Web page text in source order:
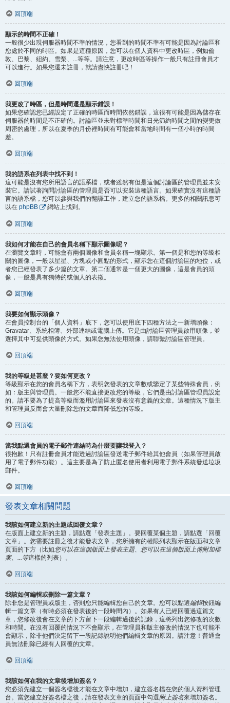
回頂端
顯示的時間不正確！
一般很少出現伺服器時間不準的情況，您看到的時間不準有可能是因為討論區和
您處於不同的時區。如果是這種原因，您可以在個人資料中更改時區，例如倫
敦、巴黎、紐約、雪梨、...等等。請注意，更改時區等操作一般只有註冊會員才
可以進行。如果您還未註冊，就請盡快註冊吧！
回頂端
我更改了時區，但是時間還是顯示錯誤！
如果您確認您已經設定了正確的時區而時間依然錯誤，這很有可能是因為儲存在
伺服器的時間是不正確的。討論區並未對標準時間和日光節約時間之間的變更做
周密的處理，所以在夏季的月份裡時間有可能會和當地時間有一個小時的時間
差。
回頂端
我的語系在列表中找不到！
這可能是沒有您所用語言的語系檔，或者雖然有但是這個討論區的管理員並未安
裝它。請試著詢問討論區的管理員是否可以安裝這種語言。如果確實沒有這種語
言的語系檔，您可以參與我們的翻譯工作，建立您的語系檔。更多的相關訊息可
以在 phpBB 網站上找到。
回頂端
我如何才能在自己的會員名稱下顯示圖像呢？
在瀏覽文章時，可能會有兩個圖像和會員名稱一塊顯示。第一個是和您的等級相
關的圖像，一般以星星、方塊或小圓點的形式，顯示您在這個討論區的地位，或
者您已經發表了多少篇的文章。第二個通常是一個更大的圖像，這是會員的頭
像，一般是具有獨特的或個人的表徵。
回頂端
我要如何顯示頭像？
在會員控制台的「個人資料」底下，您可以使用底下四種方法之一新增頭像：
Gravatar、系統相簿、外部連結或電腦上傳。它是由討論區管理員啟用頭像，並
選擇其中可提供頭像的方式。如果您無法使用頭像，請聯繫討論區管理員。
回頂端
我的等級是甚麼？要如何更改？
等級顯示在您的會員名稱下方，表明您發表的文章數或鑒定了某些特殊會員，例
如：版主與管理員。一般您不能直接更改您的等級，它們是由討論區管理員設定
的。請不要為了提高等級而濫用討論區來發表沒有意義的文章。這種情況下版主
和管理員反而會大量刪除您的文章而降低您的等級。
回頂端
當我點選會員的電子郵件連結時為什麼要讓我登入？
很抱歉！只有註冊會員才能透過討論區發送電子郵件給其他會員（如果管理員啟
用了電子郵件功能）。這主要是為了防止匿名使用者利用電子郵件系統發送垃圾
郵件。
回頂端
發表文章相關問題
我該如何建立新的主題或回覆文章？
在版面上建立新的主題，請點選「發表主題」。要回覆某個主題，請點選「回覆
文章」。您需要註冊之後才能發表文章，您所擁有的權限列表顯示在版面和文章
頁面的下方（比如您可以在這個版面上發表主題、您可以在這個版面上傳附加檔
案、...等這樣的列表）。
回頂端
我該如何編輯或刪除一篇文章？
除非您是管理員或版主，否則您只能編輯您自己的文章。您可以點選編輯按鈕編
輯一篇文章（有時必須在發表後的一段時間內）。如果有人已經回覆過這篇文
章，您修改後會在文章的下方留下一段編輯過後的記錄，這將列出您修改的次數
和時間。在沒有回覆的情況下不會顯示，在管理員和版主修改的情況下也可能不
會顯示，除非他們決定留下一段記錄說明他們編輯文章的原因。請注意！普通會
員無法刪除已經有人回覆的文章。
回頂端
我該如何在我的文章後增加簽名？
您必須先建立一個簽名檔後才能在文章中增加，建立簽名檔在您的個人資料管理
台。當您建立好簽名檔之後，請在發表文章的頁面中勾選附上簽名來增加簽名。